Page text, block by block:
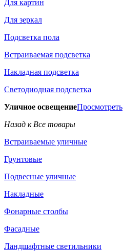
Для картин
Для зеркал
Подсветка пола
Встраиваемая подсветка
Накладная подсветка
Светодиодная подсветка
Уличное освещениеПросмотреть
Назад к Все товары
Встраиваемые уличные
Грунтовые
Подвесные уличные
Накладные
Фонарные столбы
Фасадные
Ландшафтные светильники